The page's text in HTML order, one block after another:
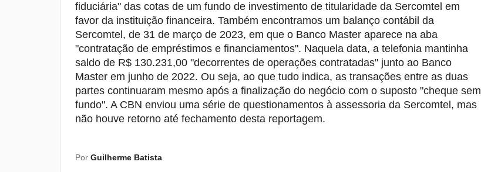
fiduciária" das cotas de um fundo de investimento de titularidade da Sercomtel em
favor da instituição financeira. Também encontramos um balanço contábil da
Sercomtel, de 31 de março de 2023, em que o Banco Master aparece na aba
"contratação de empréstimos e financiamentos". Naquela data, a telefonia mantinha
saldo de R$ 130.231,00 "decorrentes de operações contratadas" junto ao Banco
Master em junho de 2022. Ou seja, ao que tudo indica, as transações entre as duas
partes continuaram mesmo após a finalização do negócio com o suposto "cheque sem
fundo". A CBN enviou uma série de questionamentos à assessoria da Sercomtel, mas
não houve retorno até fechamento desta reportagem.
Por Guilherme Batista